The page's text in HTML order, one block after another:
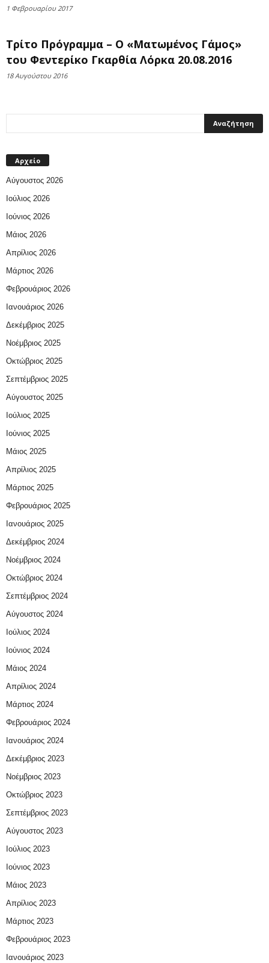
1 Φεβρουαρίου 2017
Τρίτο Πρόγραμμα – O «Ματωμένος Γάμος»
του Φεντερίκο Γκαρθία Λόρκα 20.08.2016
18 Αυγούστου 2016
Αρχείο
Αύγουστος 2026
Ιούλιος 2026
Ιούνιος 2026
Μάιος 2026
Απρίλιος 2026
Μάρτιος 2026
Φεβρουάριος 2026
Ιανουάριος 2026
Δεκέμβριος 2025
Νοέμβριος 2025
Οκτώβριος 2025
Σεπτέμβριος 2025
Αύγουστος 2025
Ιούλιος 2025
Ιούνιος 2025
Μάιος 2025
Απρίλιος 2025
Μάρτιος 2025
Φεβρουάριος 2025
Ιανουάριος 2025
Δεκέμβριος 2024
Νοέμβριος 2024
Οκτώβριος 2024
Σεπτέμβριος 2024
Αύγουστος 2024
Ιούλιος 2024
Ιούνιος 2024
Μάιος 2024
Απρίλιος 2024
Μάρτιος 2024
Φεβρουάριος 2024
Ιανουάριος 2024
Δεκέμβριος 2023
Νοέμβριος 2023
Οκτώβριος 2023
Σεπτέμβριος 2023
Αύγουστος 2023
Ιούλιος 2023
Ιούνιος 2023
Μάιος 2023
Απρίλιος 2023
Μάρτιος 2023
Φεβρουάριος 2023
Ιανουάριος 2023